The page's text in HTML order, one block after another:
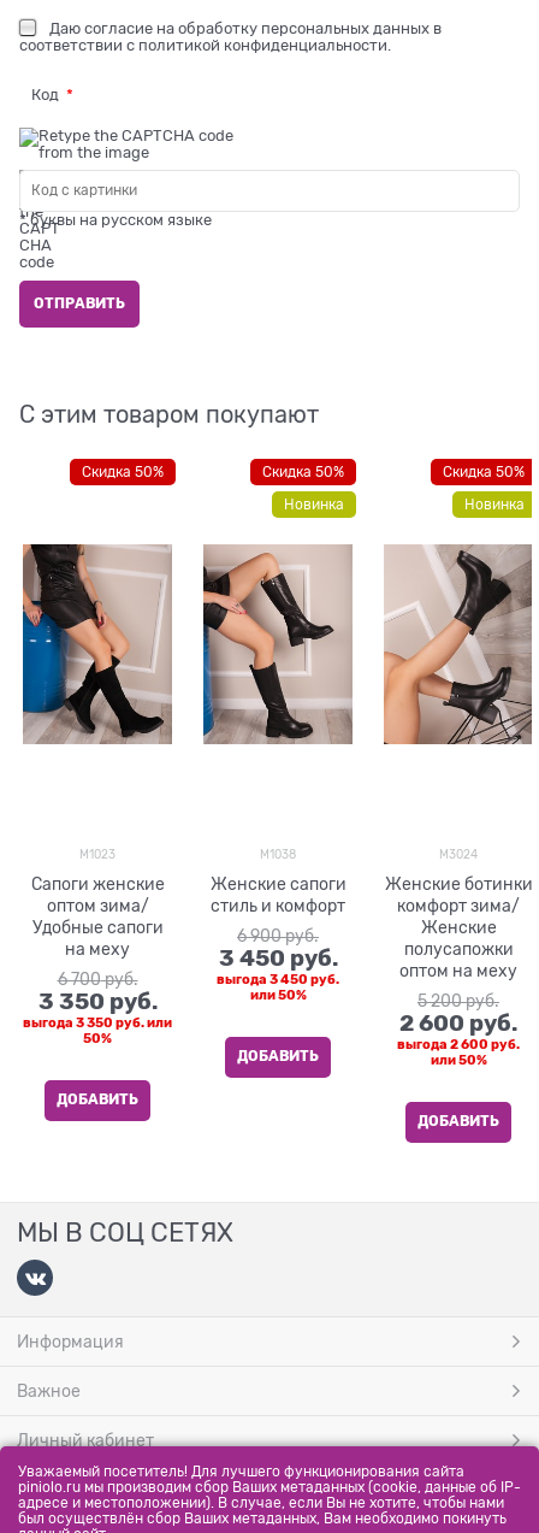
Даю согласие на обработку персональных данных в
соответствии с политикой конфиденциальности
Код
* буквы на русском языке
С этим товаром покупают
M1023
Скидка 50%
Сапоги женские
оптом зима/
Удобные сапоги
на меху
6 700 руб.
3 350 руб.
выгода 3 350 руб.или
50%
ДОБАВИТЬ
M1038
Скидка 50%
Новинка
Женские сапоги
стиль и комфорт
6 900 руб.
3 450 руб.
выгода 3 450 руб.
или50%
ДОБАВИТЬ
M3024
Скидка 50%
Новинка
Женские ботинки
комфорт зима/
Женские
полусапожки
оптом на меху
5 200 руб.
2 600 руб.
выгода 2 600 руб.
или50%
ДОБАВИТЬ
МЫ В СОЦ СЕТЯХ
Информация
Важное
Личный кабинет
МЫ ПРИНИМАЕМ
Уважаемый посетитель! Для лучшего функционирования сайта
piniolo.ru мы производим сбор Ваших метаданных (cookie, данные об IP-
адресе и местоположении). В случае, если Вы не хотите, чтобы нами
был осуществлён сбор Ваших метаданных, Вам необходимо покинуть